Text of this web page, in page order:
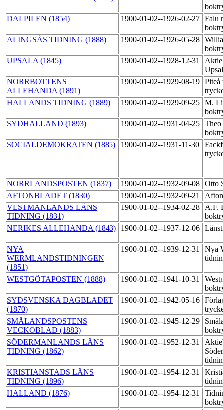
DALPILEN (1854)
1900-01-02--1926-02-27 Falu
ALINGSÅS TIDNING (1888)
1900-01-02--1926-05-28
UPSALA (1845)
1900-01-02--1928-12-31
NORRBOTTENS
ALLEHANDA (1891)
1900-01-02--1929-08-19 Piteå
HALLANDS TIDNING (1889)
1900-01-02--1929-09-25 M.
SYDHALLAND (1893)
1900-01-02--1931-04-25 Theo
SOCIALDEMOKRATEN (1885)
1900-01-02--1931-11-30
NORRLANDSPOSTEN (1837) 1900-01-02--1932-09-08 Otto
AFTONBLADET (1830)
1900-01-02--1932-09-21
VESTMANLANDS LÄNS
TIDNING (1831)
1900-01-02--1934-02-28
A.F.
NERIKES ALLEHANDA (1843)
1900-01-02--1937-12-06
NYA
WERMLANDSTIDNINGEN
(1851)
1900-01-02--1939-12-31
Nya
WESTGÖTAPOSTEN (1888) 1900-01-02--1941-10-31
SYDSVENSKA DAGBLADET
(1870)
1900-01-02--1942-05-16
SMÅLANDSPOSTENS
VECKOBLAD (1883)
1900-01-02--1945-12-29
SÖDERMANLANDS LÄNS
TIDNING (1862)
1900-01-02--1952-12-31
KRISTIANSTADS LÄNS
TIDNING (1896)
1900-01-02--1954-12-31
HALLAND (1876)
1900-01-02--1954-12-31